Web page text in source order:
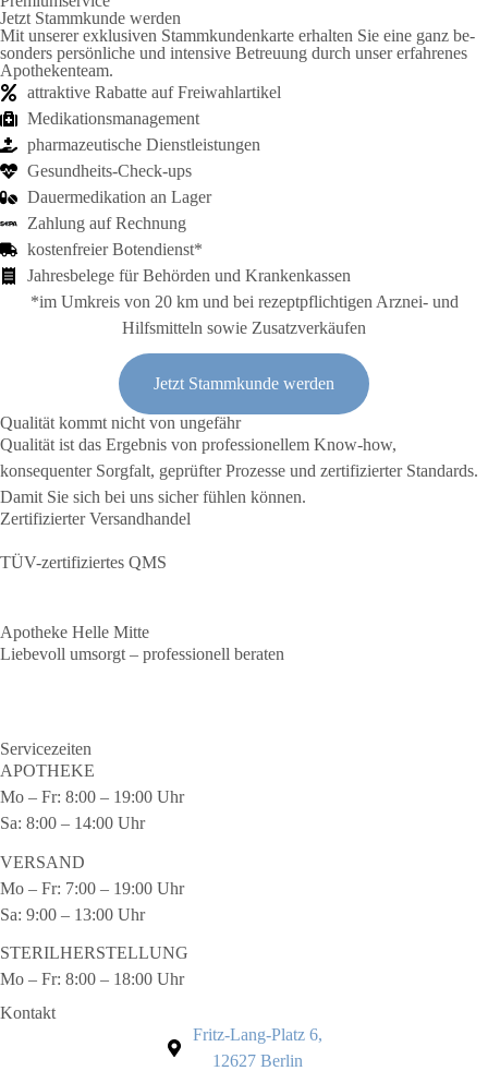
Jetzt Stamm­kunde werden
Mit unserer exklusiven Stamm­kunden­karte er­halten Sie eine ganz be­
sonders persönliche und intensive Be­treu­ung durch unser erfahrenes
Apo­theken­team.
attraktive Rabatte auf Frei­wahl­artikel
Medikations­manage­ment
pharma­zeutische Dienst­leist­ungen
Gesund­heits-Check-ups
Dauer­medikation an Lager
Zahl­ung auf Rech­nung
kosten­freier Boten­dienst*
Jahres­be­lege für Be­hörden und Kranken­kassen
*im Umkreis von 20 km und bei rezeptpflichtigen Arznei- und
Hilfsmitteln sowie Zusatzverkäufen
Jetzt Stammkunde werden
Qualität kommt nicht von ungefähr
Qualität ist das Ergebnis von professionellem Know-how,
konsequenter Sorgfalt, geprüfter Prozesse und zertifizierter Standards.
Damit Sie sich bei uns sicher fühlen können.
ZertifizierterVersandhandel
TÜV-zertifiziertes QMS
Apotheke Helle Mitte
Liebevoll umsorgt – professionell beraten
Servicezeiten
APOTHEKE
Mo – Fr: 8:00 – 19:00 Uhr
Sa: 8:00 – 14:00 Uhr
VERSAND
Mo – Fr: 7:00 – 19:00 Uhr
Sa: 9:00 – 13:00 Uhr
STERILHERSTELLUNG
Mo – Fr: 8:00 – 18:00 Uhr
Kontakt
Fritz-Lang-Platz 6,
12627 Berlin